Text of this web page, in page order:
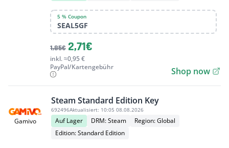
5 % Coupon
SEAL5GF
1,85€ 2,71€
inkl. ≈0,95 €
PayPal/Kartengebühr
Shop now
Gamivo
Steam Standard Edition Key
692496Aktualisiert: 10:05 08.08.2026
Auf Lager DRM: Steam
Region: Global
Edition: Standard Edition